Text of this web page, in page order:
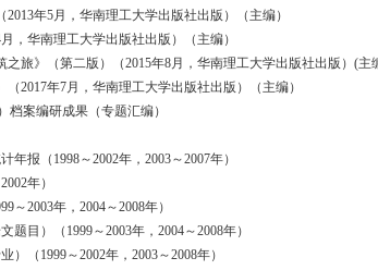
年5月，华南理工大学出版社出版）（主编）
，华南理工大学出版社出版）（主编）
之旅》（第二版）（2015年8月，华南理工大学出版社出版）(主
2017年7月，华南理工大学出版社出版）（主编）
案编研成果（专题汇编）
年报（1998～2002年，2003～2007年）
年）
～2003年，2004～2008年）
题目）（1999～2003年，2004～2008年）
）（1999～2002年，2003～2008年）